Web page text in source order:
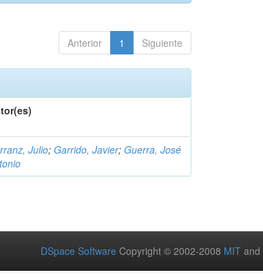
Anterior 1 Siguiente
Julio; Garrido, Javier; Guerra, José
DSpace Software Copyright © 2002-2008 MIT and